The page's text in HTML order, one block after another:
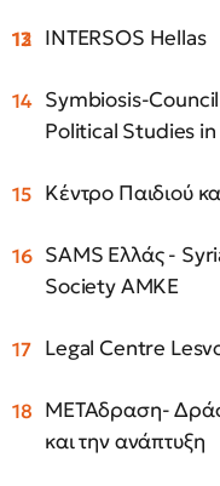
INTERSOS Hellas
Symbiosis-
Political Studies
Κέντρο Παιδιού
SAMS Ελλάς -
Society ΑΜΚΕ
Legal Centre
ΜΕΤΑδραση-
και την ανάπτυξη